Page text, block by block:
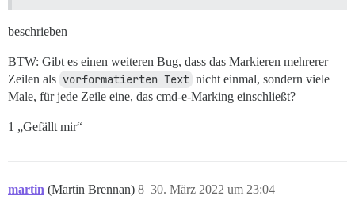
beschrieben
BTW: Gibt es einen weiteren Bug, dass das Markieren mehrerer
Zeilen als vorformatierten Text nicht einmal, sondern viele
Male, für jede Zeile eine, das cmd-e-Marking einschließt?
1 „Gefällt mir“
martin (Martin Brennan) 30. März 2022 um 23:04
8